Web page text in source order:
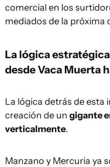
comercial en los
mediados de la próxima
La lógica
desde Vaca Muerta
La lógica detrás de esta
creación de un gigante
verticalmente.
Manzano y Mercuria ya